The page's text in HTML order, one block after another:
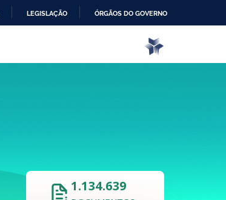
LEGISLAÇÃO ÓRGÃOS DO GOVERNO
1.134.639